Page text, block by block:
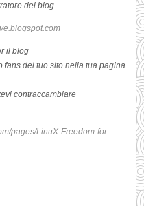
del blog
il blog
fans del tuo sito nella tua pagina
contraccambiare
pages/LinuX-Freedom-for-